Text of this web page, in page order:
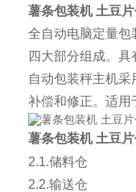
薯条包装机 土豆
全自动电脑定量包
四大部分组成。
自动包装秤主机
补偿和修正。适用
薯条包装机 土豆
2.1.储料仓
2.2.输送仓